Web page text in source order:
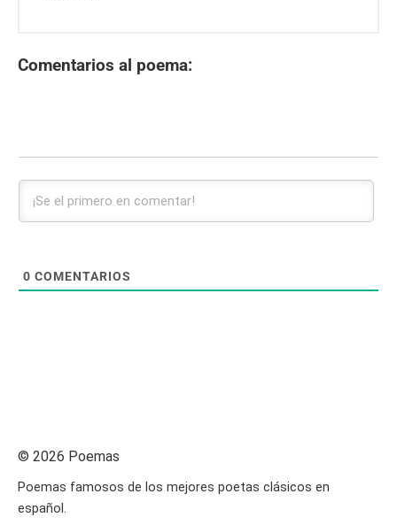
Comentarios al poema:
0 COMENTARIOS
© 2026 Poemas
Poemas famosos de los mejores poetas clásicos en
español.